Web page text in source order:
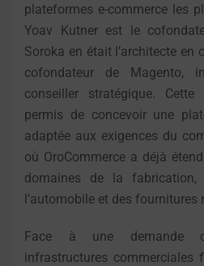
plateformes e-commerce les
Yoav Kutner est le
Soroka en était l’architecte en
cofondateur de Magento,
conseiller stratégique.
permis de concevoir une
adaptée aux exigences du
où OroCommerce a déjà
domaines de la
l’automobile et des fournitures
Face à une demande
infrastructures commerciales